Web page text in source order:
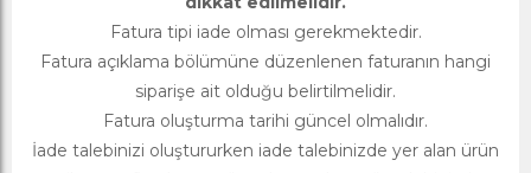
Fatura tipi iade olması gerekmektedir.
Fatura açıklama bölümüne düzenlenen faturanın hangi
siparişe ait olduğu belirtilmelidir.
Fatura oluşturma tarihi güncel olmalıdır.
İade talebinizi oluştururken iade talebinizde yer alan ürün